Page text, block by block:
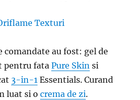
comandate au fost: gel de
pentru fataPure Skin si
3-in-1 Essentials. Curand
luat si ocrema de zi.